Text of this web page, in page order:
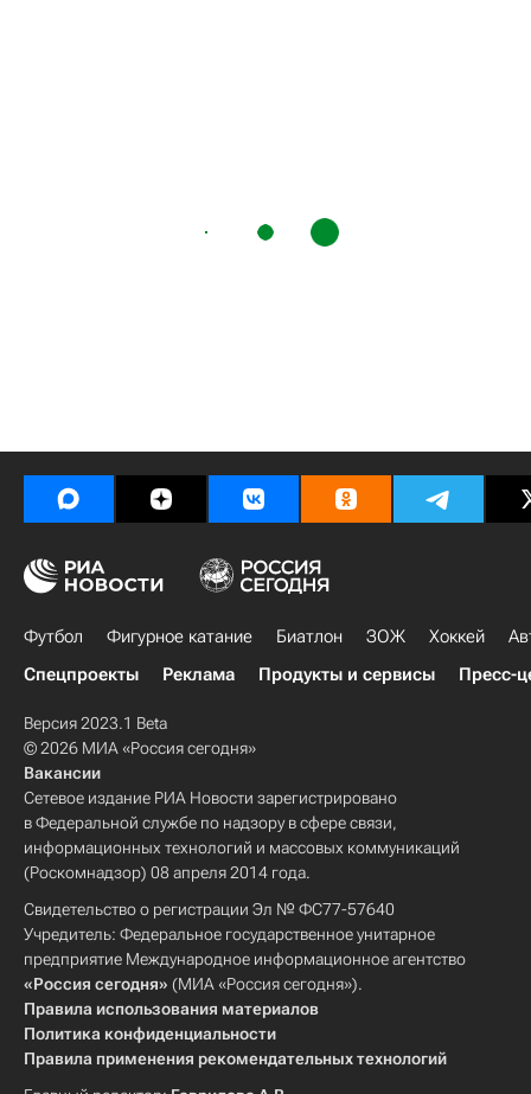
Футбол Фигурное катание Биатлон ЗОЖ Хоккей
Спецпроекты
Реклама Продукты и сервисы Пресс-
Версия 2023.1 Beta
© 2026 МИА «Россия сегодня»
Вакансии
Сетевое издание РИА Новости зарегистрировано
в Федеральной службе по надзору в сфере связи,
информационных технологий и массовых коммуникаций
(Роскомнадзор) 08 апреля 2014 года.
Свидетельство о регистрации Эл № ФС77-57640
Учредитель: Федеральное государственное унитарное
предприятие Международное информационное агентство
«Россия сегодня» (МИА «Россия сегодня»).
Правила использования материалов
Политика конфиденциальности
Правила применения рекомендательных технологий